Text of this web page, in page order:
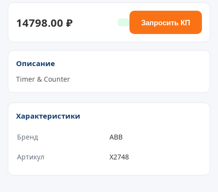
14798.00 ₽ Запросить КП
Описание
Timer & Counter
Характеристики
Бренд ABB
Артикул X2748